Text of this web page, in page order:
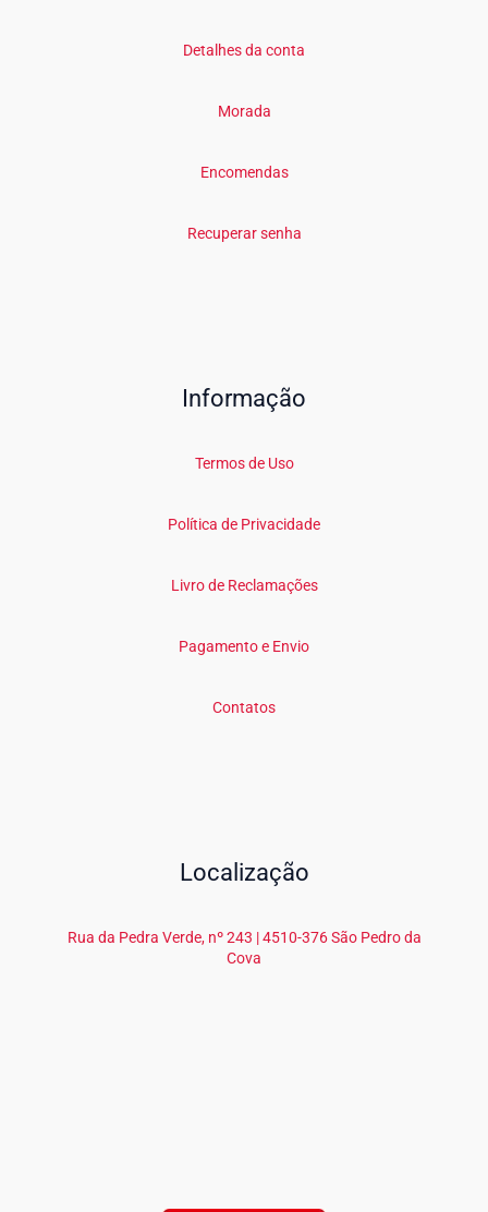
Detalhes da conta
Morada
Encomendas
Recuperar senha
Informação
Termos de Uso
Política de Privacidade
Livro de Reclamações
Pagamento e Envio
Contatos
Localização
Rua da Pedra Verde, nº 243 | 4510-376 São Pedro da
Cova